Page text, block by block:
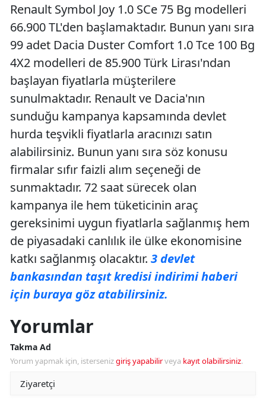
Renault Symbol Joy 1.0 SCe 75 Bg modelleri
66.900 TL'den başlamaktadır. Bunun yanı sıra
99 adet Dacia Duster Comfort 1.0 Tce 100 Bg
4X2 modelleri de 85.900 Türk Lirası'ndan
başlayan fiyatlarla müşterilere
sunulmaktadır. Renault ve Dacia'nın
sunduğu kampanya kapsamında devlet
hurda teşvikli fiyatlarla aracınızı satın
alabilirsiniz. Bunun yanı sıra söz konusu
firmalar sıfır faizli alım seçeneği de
sunmaktadır. 72 saat sürecek olan
kampanya ile hem tüketicinin araç
gereksinimi uygun fiyatlarla sağlanmış hem
de piyasadaki canlılık ile ülke ekonomisine
katkı sağlanmış olacaktır. 3 devlet
bankasından taşıt kredisi indirimi haberi
için buraya göz atabilirsiniz.
Yorumlar
Takma Ad
Yorum yapmak için, istersenizgiriş yapabilirveya kayıt olabilirsiniz.